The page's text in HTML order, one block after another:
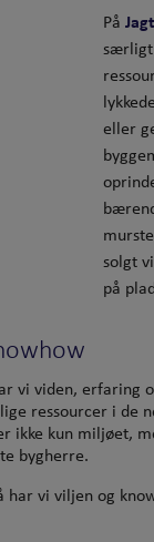
På
særligt
eller
solgt
på
vi viden, erfaring
ressourcer i de
ikke kun miljøet,
bygherre.
har vi viljen og